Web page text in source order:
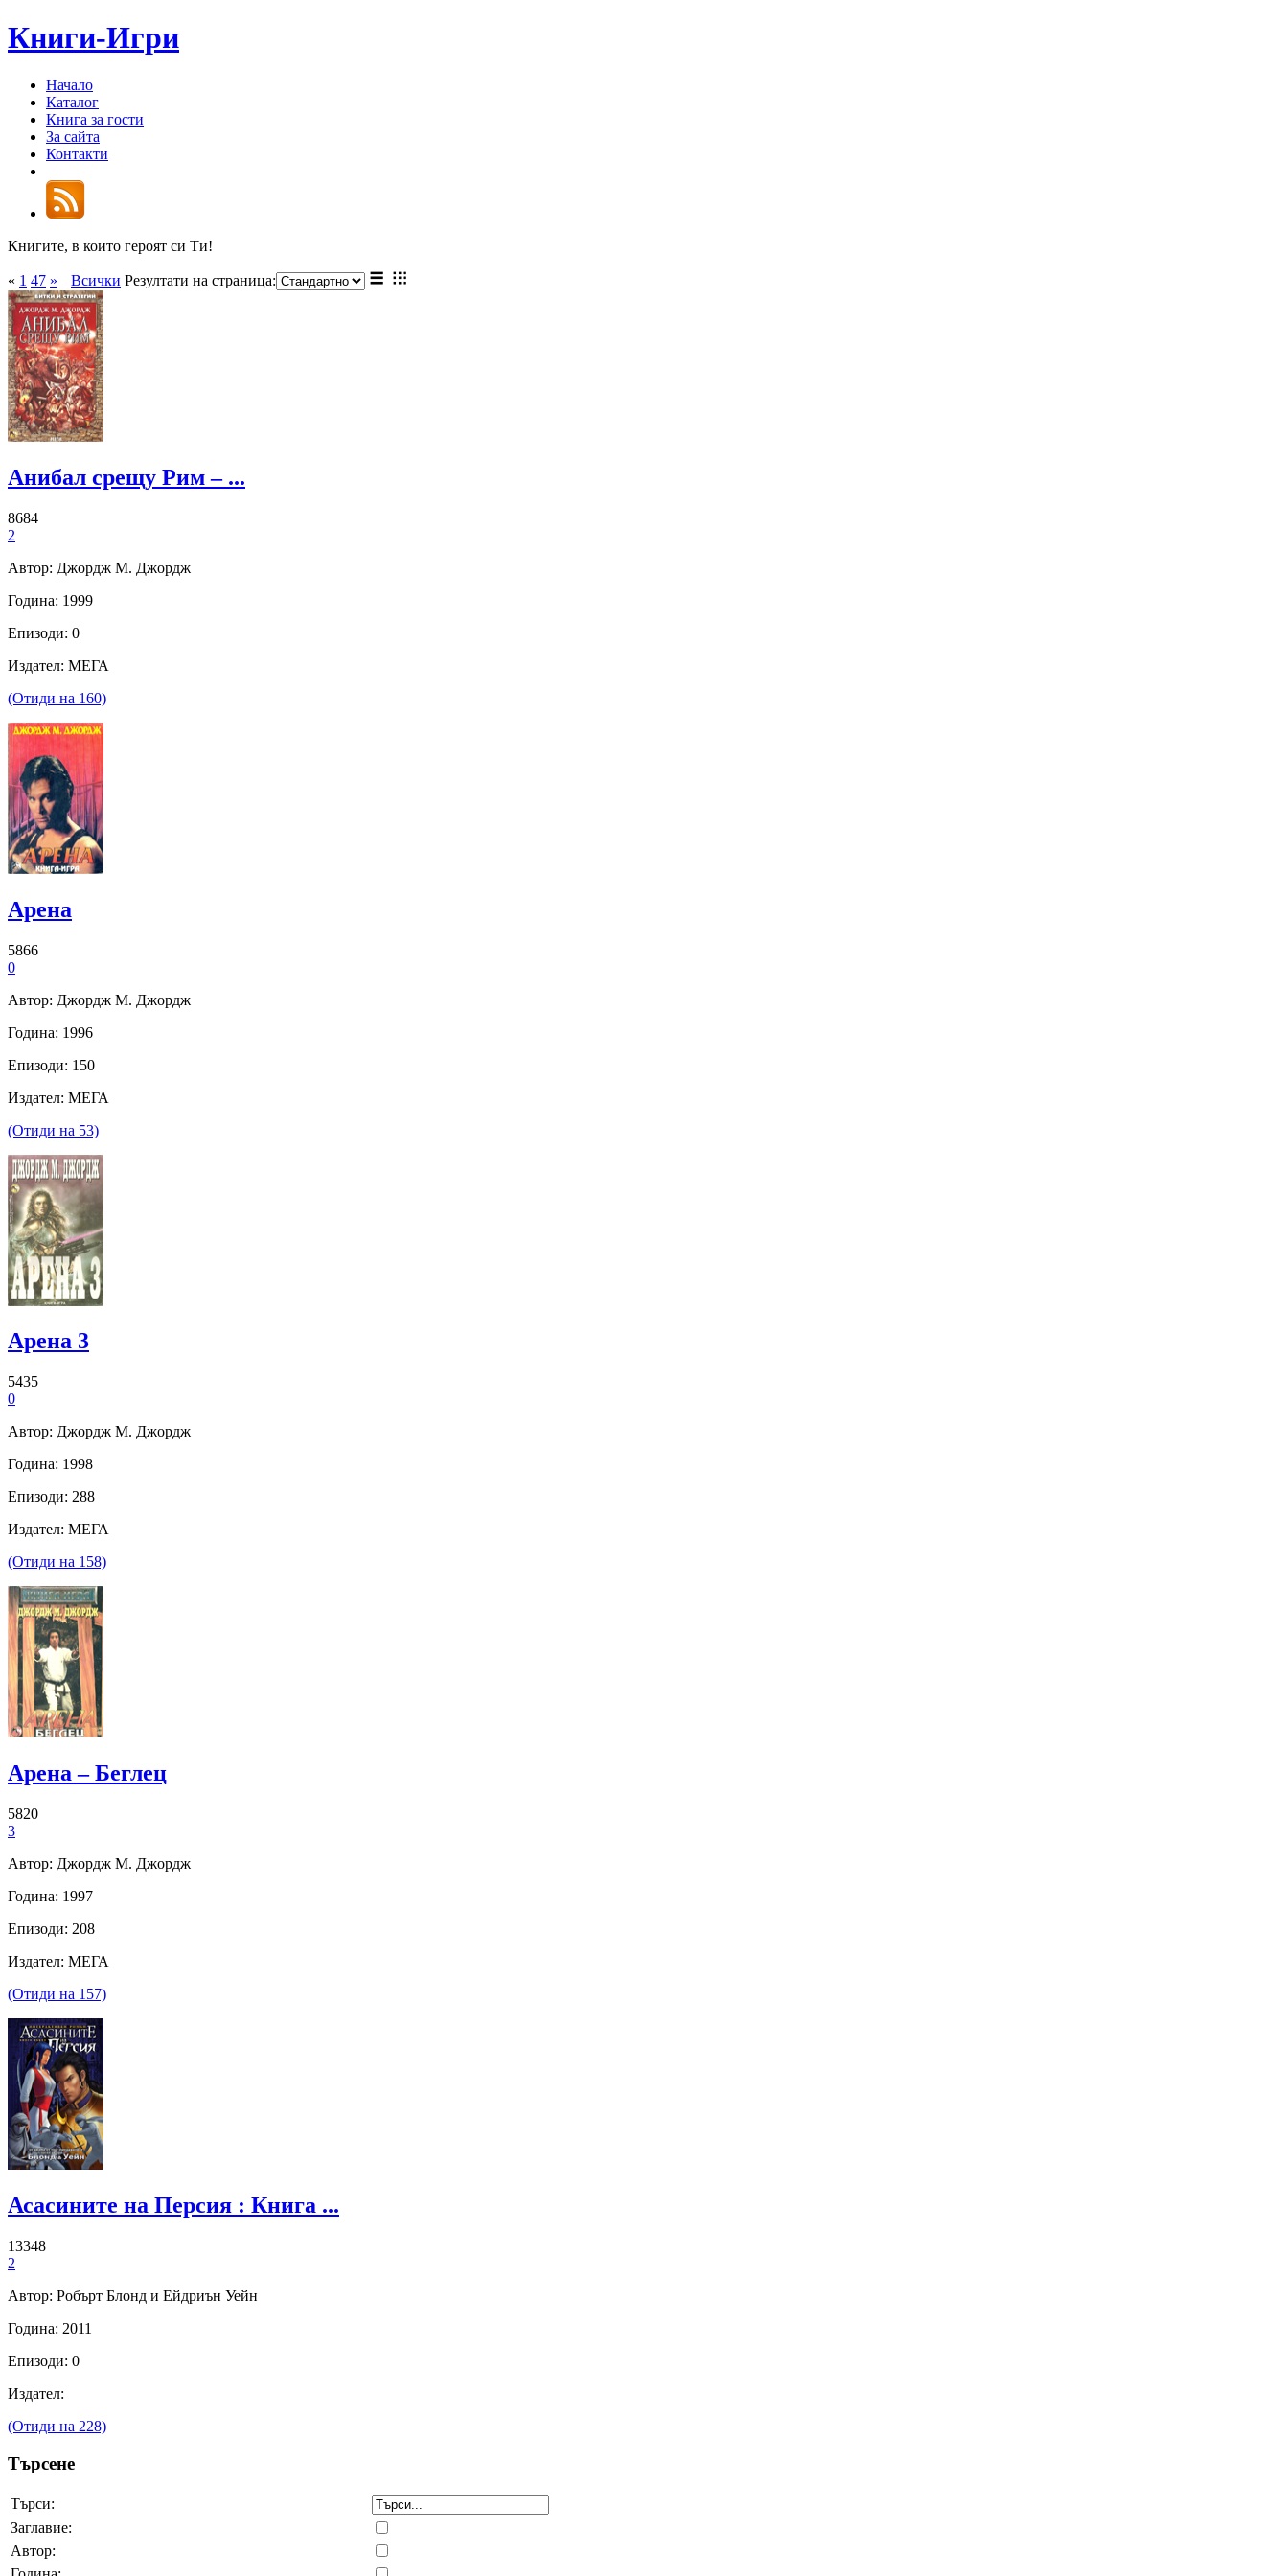
Книги-Игри
Начало
Каталог
Книга за гости
За сайта
Контакти
Книгите, в които героят си Ти!
« 1 47 » Всички Резултати на страница:
Анибал срещу Рим – ...
8684
2
Автор: Джордж М. Джордж
Година: 1999
Епизоди: 0
Издател: МЕГА
(Отиди на 160)
Арена
5866
0
Автор: Джордж М. Джордж
Година: 1996
Епизоди: 150
Издател: МЕГА
(Отиди на 53)
Арена 3
5435
0
Автор: Джордж М. Джордж
Година: 1998
Епизоди: 288
Издател: МЕГА
(Отиди на 158)
Арена – Беглец
5820
3
Автор: Джордж М. Джордж
Година: 1997
Епизоди: 208
Издател: МЕГА
(Отиди на 157)
Асасините на Персия : Книга ...
13348
2
Автор: Робърт Блонд и Ейдриън Уейн
Година: 2011
Епизоди: 0
Издател:
(Отиди на 228)
Търсене
Търси:
Заглавие:
Автор: